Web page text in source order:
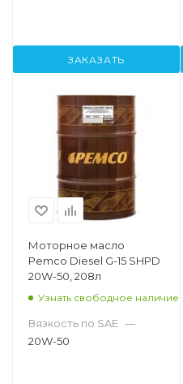
ЗАКАЗАТЬ
Моторное масло
Pemco Diesel G-15 SHPD
20W-50, 208л
Узнать свободное наличие
Вязкость по SAE —
20W-50